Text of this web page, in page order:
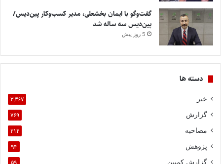
گفت‌وگو با ایمان بخشعلی، مدیر کسب‌وکار پین‌دیس/
پین‌دیس سه ساله شد
5 روز پیش
دسته ها
خبر ۳,۳۶۷
گزارش ۷۶۹
مصاحبه ۲۱۴
پژوهش ۹۴
گزارش کمپین